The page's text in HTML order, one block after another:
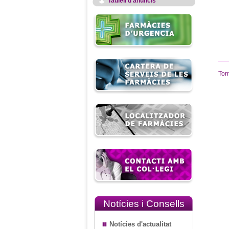
Notícies i Consells
Notícies d'actualitat